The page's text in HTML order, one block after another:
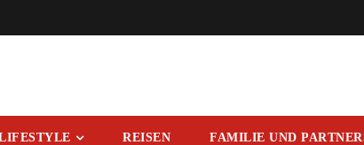
REISEN FAMILIE UND